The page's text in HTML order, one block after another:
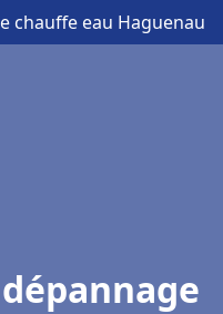
chauffe eau Haguenau